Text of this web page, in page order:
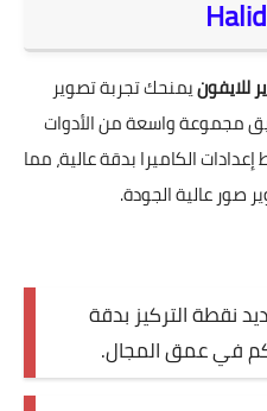
للايفونيمنحك تجربة تصوير
مجموعة واسعة من الأدوات
الكاميرا بدقة عالية، مما
صور عالية الجودة.
نقطة التركيز بدقة
في عمق المجال.